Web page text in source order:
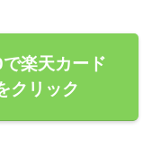
楽天カード
クリック